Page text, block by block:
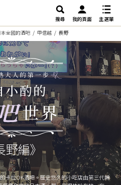
搜尋 我的頁面
主選單
本全國的酒吧 甲信越 長野
野編》
卡拉OK酒吧。歷史悠久的小吃店由第三代轉